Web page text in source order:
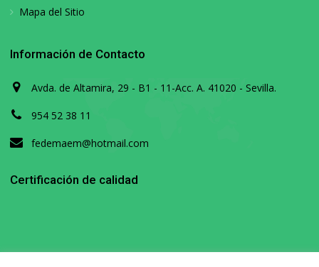
Mapa del Sitio
Información de Contacto
Avda. de Altamira, 29 - B1 - 11-Acc. A. 41020 - Sevilla.
954 52 38 11
fedemaem@hotmail.com
Certificación de calidad